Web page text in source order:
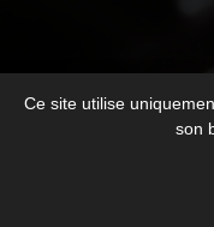
Ce site utilise
son
© WAKO - All